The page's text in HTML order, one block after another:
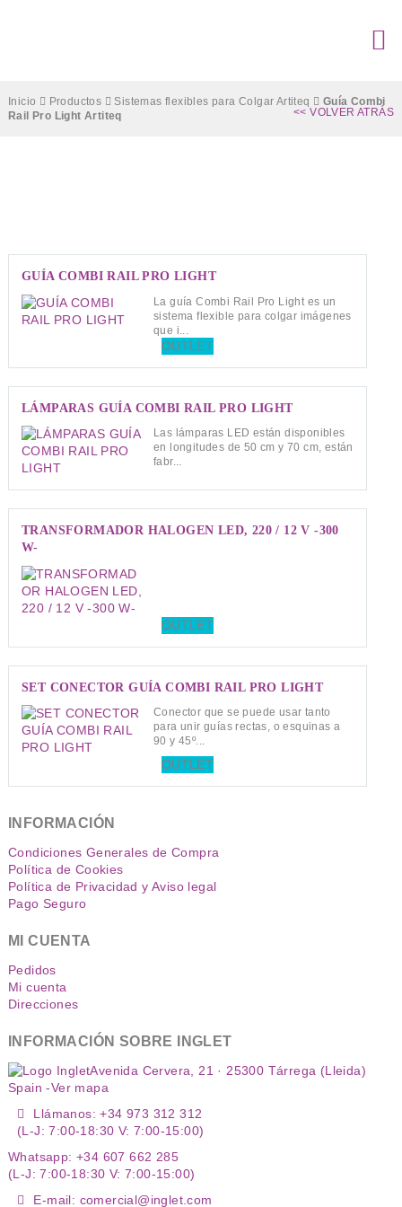
Inicio Productos Sistemas flexibles para Colgar Artiteq
Guía Combi
Rail Pro Light Artiteq
<< VOLVER ATRÁS
GUÍA COMBI RAIL PRO LIGHT
La guía Combi Rail Pro Light es un
sistema flexible para colgar imágenes
que i...
OUTLET
LÁMPARAS GUÍA COMBI RAIL PRO LIGHT
Las lámparas LED están disponibles
en longitudes de 50 cm y 70 cm, están
fabr...
TRANSFORMADOR HALOGEN LED, 220 / 12 V -300
W-
OUTLET
SET CONECTOR GUÍA COMBI RAIL PRO LIGHT
Conector que se puede usar tanto
para unir guías rectas, o esquinas a
90 y 45º...
OUTLET
INFORMACIÓN
Condiciones Generales de Compra
Política de Cookies
Política de Privacidad y Aviso legal
Pago Seguro
MI CUENTA
Pedidos
Mi cuenta
Direcciones
INFORMACIÓN SOBRE INGLET
Avenida Cervera, 21 · 25300 Tárrega (Lleida)
Spain -Ver mapa
Llámanos: +34 973 312 312
(L-J: 7:00-18:30 V: 7:00-15:00)
Whatsapp: +34 607 662 285
(L-J: 7:00-18:30 V: 7:00-15:00)
E-mail: comercial@inglet.com